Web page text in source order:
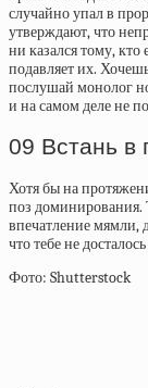
случайно упал в
утверждают, что
ни казался тому, кто
подавляет их.
послушай монолог
и на самом деле не
09 Встань в
Хотя бы на
поз доминирования.
впечатление мямли,
что тебе не
Фото: Shutterstock